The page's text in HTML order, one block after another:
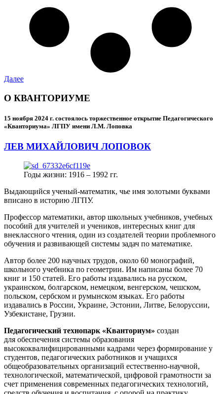
Далее
О КВАНТОРИУМЕ
15 ноября 2024 г. состоялось торжественное открытие Педагогического
«Кванториума» ЛГПУ имени Л.М. Лоповка
ЛЕВ МИХАЙЛОВИЧ ЛОПОВОК
Годы жизни: 1916 – 1992 гг.
Выдающийся ученый-математик, чье имя золотыми буквами
вписано в историю ЛГПУ.
Профессор математики, автор школьных учебников, учебных
пособий для учителей и учеников, интересных книг для
внеклассного чтения, один из создателей теории проблемного
обучения и развивающей системы задач по математике.
Автор более 200 научных трудов, около 60 монографий,
школьного учебника по геометрии. Им написаны более 70
книг и 150 статей. Его работы издавались на русском,
украинском, болгарском, немецком, венгерском, чешском,
польском, сербском и румынском языках. Его работы
издавались в России, Украине, Эстонии, Литве, Белоруссии,
Узбекистане, Грузии.
Педагогический технопарк «Кванториум» создан
для обеспечения системы образования
высококвалифицированными кадрами через формирование у
студентов, педагогических работников и учащихся
общеобразовательных организаций естественно-научной,
технологической, математической, цифровой грамотности за
счет применения современных педагогических технологий,